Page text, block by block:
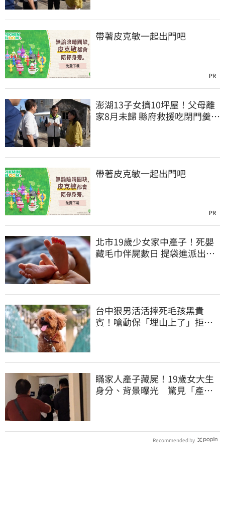
帶著皮克敏一起出門吧
PR
澎湖13子女擠10坪屋！父母離
家8月未歸 縣府救援吃閉門羹原
帶著皮克敏一起出門吧
PR
北市19歲少女家中產子！死嬰
藏毛巾伴屍數日 提袋進派出所
台中狠男活活摔死毛孩黑貴
賓！嗆動保「埋山上了」拒交
瞞家人產子藏屍！19歲女大生
身分、背景曝光 驚見「產檢
Recommended by